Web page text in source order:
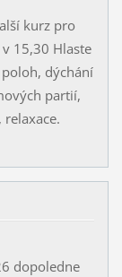
kurz pro
15,30 Hlaste
dýchání
partií,
dopoledne